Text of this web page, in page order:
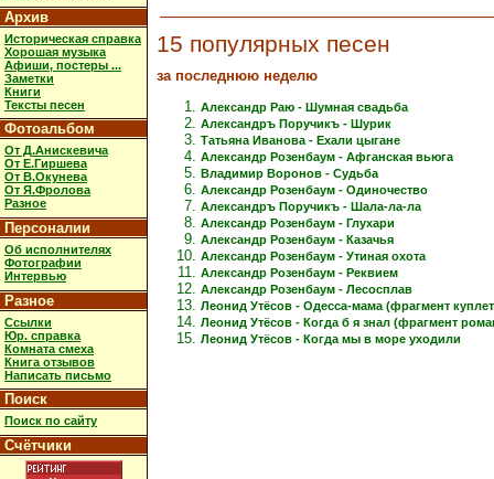
Архив
Историческая справка
Хорошая музыка
Афиши, постеры ...
Заметки
Книги
Тексты песен
Фотоальбом
От Д.Анискевича
От Е.Гиршева
От В.Окунева
От Я.Фролова
Разное
Персоналии
Об исполнителях
Фотографии
Интервью
Разное
Ссылки
Юр. справка
Комната смеха
Книга отзывов
Написать письмо
Поиск
Поиск по сайту
Счётчики
15 популярных песен
за последнюю неделю
Александр Раю - Шумная свадьба
Александръ Поручикъ - Шурик
Татьяна Иванова - Ехали цыгане
Александр Розенбаум - Афганская вьюга
Владимир Воронов - Судьба
Александр Розенбаум - Одиночество
Александръ Поручикъ - Шала-ла-ла
Александр Розенбаум - Глухари
Александр Розенбаум - Казачья
Александр Розенбаум - Утиная охота
Александр Розенбаум - Реквием
Александр Розенбаум - Лесосплав
Леонид Утёсов - Одесса-мама (фрагмент
Леонид Утёсов - Когда б я знал (фрагмент
Леонид Утёсов - Когда мы в море уходили